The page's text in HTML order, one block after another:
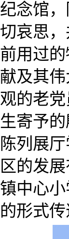
纪念馆
切哀思
前用过
献及其
观的老
生寄予
陈列展
区的发
镇中心
的形式